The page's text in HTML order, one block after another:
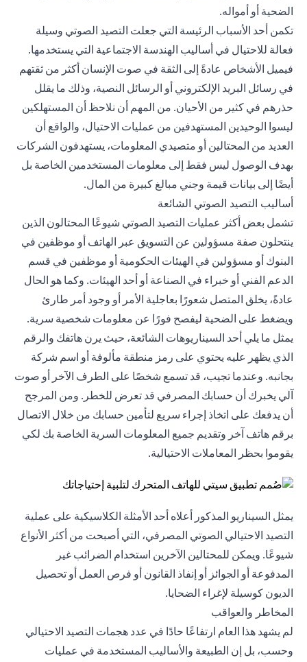
الضحية أو أمواله.
تكمن أحد الأسباب الرئيسة التي جعلت التصيد الصوتي وسيلة
فعالة للاحتيال في أساليب الهندسة الاجتماعية التي يستخدمها.
فيميل الأشخاص عادةً إلى الثقة في صوت الإنسان أكثر من ثقتهم
في رسائل البريد الإلكتروني أو الرسائل النصية، وذلك ما يقلل
حذرهم في كثير من الأحيان. من المهم أن نلاحظ أن المستهلكين
ليسوا الوحيدين المستهدفين من عمليات الاحتيال، والواقع أن
العديد من المحتالين أو متصيدي المعلومات، يستهدفون الشركات
بهدف الوصول ليس فقط إلى معلومات المستخدمين الخاصة بل
أيضًا إلى بيانات قيمة وجني مبالغ كبيرة من المال.
أساليب التصيد الصوتي الشائعة
تشمل بعض أكثر عمليات التصيد الصوتي شيوعًا المحتالون الذين
ينتحلون صفة مسؤولين عن التسويق عبر الهاتف أو موظفين في
البنوك أو مسؤولين في الهيئات الحكومية أو موظفين في قسم
الدعم الفني أو خبراء في الصناعة أو أحد الهيئات. وكما هو الحال
عادةً، يخلق المتصل شعورًا بعاجلية الأمر أو وجود أمر طارئ
ويضغط على الضحية ليفصح فورًا عن معلومات شخصية سرية.
يمثل ما يلي أحد السيناريوهات الشائعة، حيث يرن هاتفك والرقم
الذي يظهر عليه يحتوي على رمز منطقة مألوفة أو اسم شركة
بجانبه. وعندما تجيب، قد تسمع شخصًا على الطرف الآخر أو صوت
آلي يخبرك أن حسابك المصرفي قد تعرض للخطر. ومن المرجح
أن يدفعك على اتخاذ إجراء سريع لتأمين حسابك من خلال الاتصال
برقم هاتف آخر وتقديم جميع المعلومات السرية الخاصة بك لكي
يقوموا بحظر المعاملات الاحتيالية.
يمثل السيناريو المذكور أعلاه أحد الأمثلة الكلاسيكية على عملية
التصيد الاحتيالي الصوتي المصرفي، التي أصبحت من أكثر الأنواع
شيوعًا. ويمكن للمحتالين الآخرين استخدام الضرائب غير
المدفوعة أو الجوائز أو إنفاذ القانون أو فرص العمل أو تحصيل
الديون كوسيلة لإغراء الضحايا.
المخاطر والعواقب
لم يشهد هذا العام ارتفاعًا حادًا في عدد هجمات التصيد الاحتيالي
وحسب، بل إن الطبيعة والأساليب المستخدمة في عمليات